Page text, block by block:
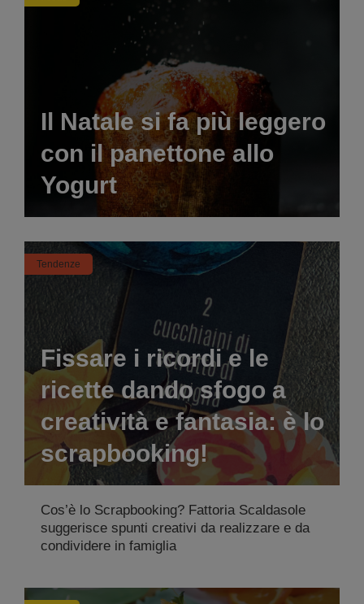
Il Natale si fa più leggero
con il panettone allo
Yogurt
Fissare i ricordi e le
ricette dando sfogo a
creatività e fantasia: è lo
scrapbooking!
Tendenze
Cos’è lo Scrapbooking? Fattoria Scaldasole
suggerisce spunti creativi da realizzare e da
condividere in famiglia